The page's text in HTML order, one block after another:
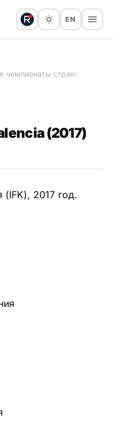
EN
чемпионаты стран›
(2017)
2017 год.